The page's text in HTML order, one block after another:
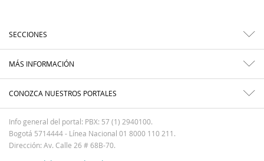
SECCIONES
MÁS INFORMACIÓN
CONOZCA NUESTROS PORTALES
Info general del portal: PBX: 57 (1) 2940100.
Bogotá 5714444 - Línea Nacional 01 8000 110 211.
Dirección: Av. Calle 26 # 68B-70.